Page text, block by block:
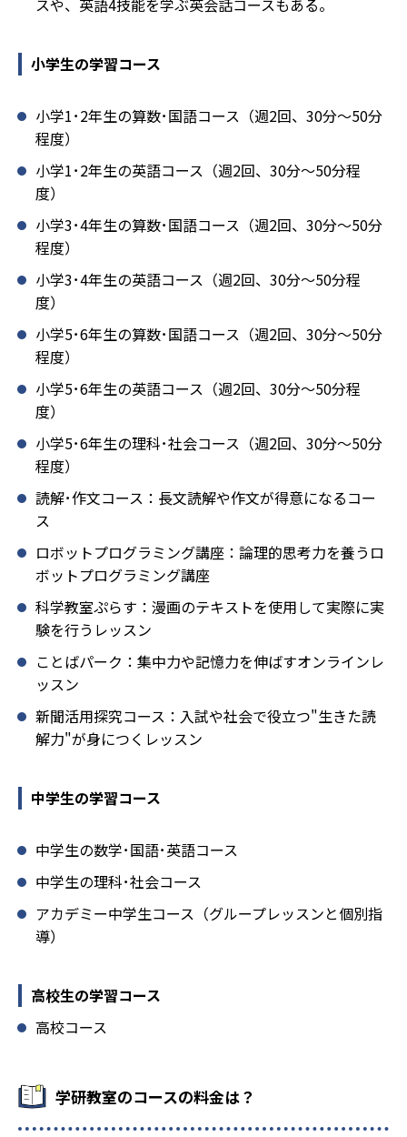
スや、英語4技能を学ぶ英会話コースもある。
小学生の学習コース
小学1･2年生の算数･国語コース（週2回、30分～50分
程度）
小学1･2年生の英語コース（週2回、30分～50分程
度）
小学3･4年生の算数･国語コース（週2回、30分～50分
程度）
小学3･4年生の英語コース（週2回、30分～50分程
度）
小学5･6年生の算数･国語コース（週2回、30分～50分
程度）
小学5･6年生の英語コース（週2回、30分～50分程
度）
小学5･6年生の理科･社会コース（週2回、30分～50分
程度）
読解･作文コース：長文読解や作文が得意になるコー
ス
ロボットプログラミング講座：論理的思考力を養うロ
ボットプログラミング講座
科学教室ぷらす：漫画のテキストを使用して実際に実
験を行うレッスン
ことばパーク：集中力や記憶力を伸ばすオンラインレ
ッスン
新聞活用探究コース：入試や社会で役立つ"生きた読
解力"が身につくレッスン
中学生の学習コース
中学生の数学･国語･英語コース
中学生の理科･社会コース
アカデミー中学生コース（グループレッスンと個別指
導）
高校生の学習コース
高校コース
学研教室のコースの料金は？